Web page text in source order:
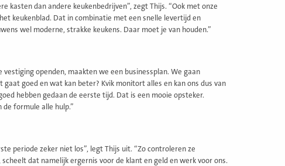
kasten dan andere keukenbedrijven”, zegt Thijs. “Ook met onze
keukenblad. Dat in combinatie met een snelle levertijd en
wel moderne, strakke keukens. Daar moet je van houden.”
openden, maakten we een businessplan. We gaan
goed en wat kan beter? Kvik monitort alles en kan ons dus van
hebben gedaan de eerste tijd. Dat is een mooie opsteker.
de formule alle hulp.”
periode zeker niet los”, legt Thijs uit. “Zo controleren ze
dat namelijk ergernis voor de klant en geld en werk voor ons.